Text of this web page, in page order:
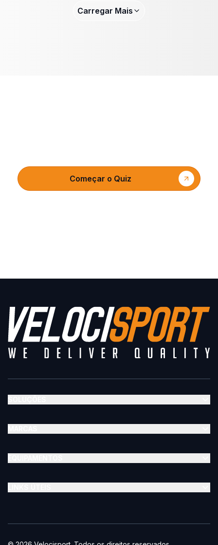
Carregar Mais
Começar o Quiz